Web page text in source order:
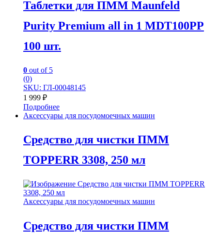
Таблетки для ПММ Maunfeld
Purity Premium all in 1 MDT100PP
100 шт.
0 out of 5
(0)
SKU: ГЛ-00048145
1 999 ₽
Подробнее
Аксессуары для посудомоечных машин
Средство для чистки ПММ
TOPPERR 3308, 250 мл
Аксессуары для посудомоечных машин
Средство для чистки ПММ